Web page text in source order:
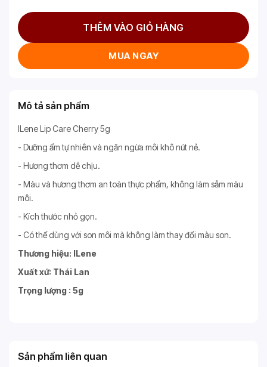
THÊM VÀO GIỎ HÀNG
MUA NGAY
Mô tả sản phẩm
ILene Lip Care Cherry 5g
- Dưỡng ẩm tự nhiên và ngăn ngừa môi khô nứt nẻ.
- Hương thơm dễ chịu.
- Màu và hương thơm an toàn thực phẩm, không làm sẫm màu
môi.
- Kích thước nhỏ gọn.
- Có thể dùng với son môi mà không làm thay đổi màu son.
Thương hiệu: ILene
Xuất xứ: Thái Lan
Trọng lượng : 5g
Sản phẩm liên quan